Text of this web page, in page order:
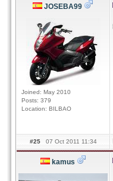
JOSEBA99
Joined: May 2010
Posts: 379
Location: BILBAO
#25 07 Oct 2011 11:34
kamus